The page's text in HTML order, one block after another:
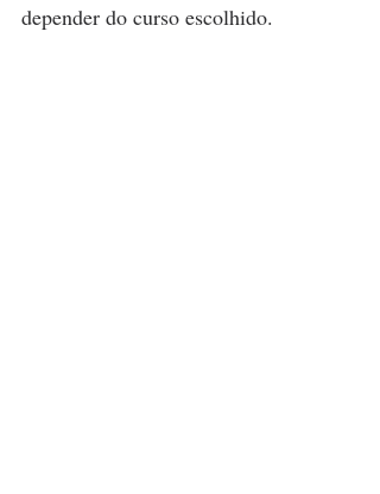
depender do curso escolhido.